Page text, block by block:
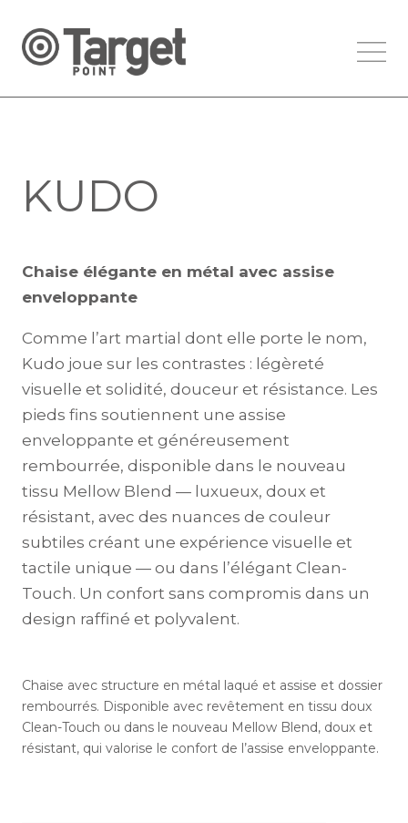
KUDO
Chaise élégante en métal avec assise
enveloppante
Comme l’art martial dont elle porte le nom,
Kudo joue sur les contrastes : légèreté
visuelle et solidité, douceur et résistance. Les
pieds fins soutiennent une assise
enveloppante et généreusement
rembourrée, disponible dans le nouveau
tissu Mellow Blend — luxueux, doux et
résistant, avec des nuances de couleur
subtiles créant une expérience visuelle et
tactile unique — ou dans l’élégant Clean-
Touch. Un confort sans compromis dans un
design raffiné et polyvalent.
Chaise avec structure en métal laqué et assise et dossier
rembourrés. Disponible avec revêtement en tissu doux
Clean-Touch ou dans le nouveau Mellow Blend, doux et
résistant, qui valorise le confort de l’assise enveloppante.